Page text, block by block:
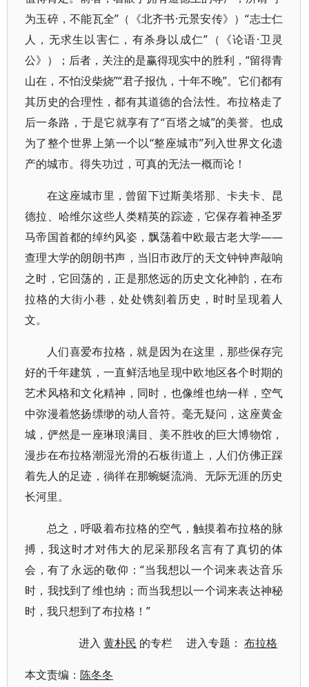
为玉碎，不能瓦全”（《北齐书·元景安传》）“志士仁
人，无求生以害仁，有杀身以成仁”（《论语·卫灵
公》）；后者，关注的是赢得现实中的胜利，“留得青
山在，不怕没柴烧”“君子报仇，十年不晚”。它们都有
其历史的合理性，都有其道德的合法性。布拉格走了
后一条路，于是它就享有了“百塔之城”的美誉。也成
为了整个世界上第一个以“整座城市”列入世界文化遗
产的城市。得失功过，可真的无法一概而论！
在这座城市里，曾留下过斯美塔那、卡夫卡、昆
德拉、哈维尔这些人类精英的踪迹，它保存着神圣罗
马帝国首都的绰约风姿，飘荡着中欧最古老大学——
查理大学的朗朗书声，当旧市政厅的天文钟钟声敲响
之时，它回荡的，正是那悠远的历史文化神韵，在布
拉格的大街小巷，处处镌刻着历史，时时呈现着人
文。
人们喜爱布拉格，就是因为在这里，那些保存完
好的千年建筑，一直鲜活地呈现中欧地区各个时期的
艺术风格和文化精神，同时，也像维也纳一样，空气
中弥漫着悠扬缥缈的动人音符。毫无疑问，这座黄金
城，俨然是一座琳琅满目、美不胜收的巨大博物馆，
漫步在布拉格潮湿光滑的石板街道上，人们仿佛正踩
着先人的足迹，徜徉在那蜿蜒流淌、无际无涯的历史
长河里。
总之，呼吸着布拉格的空气，触摸着布拉格的脉
搏，我这时才对伟大的尼采那段名言有了真切的体
会，有了永远的敬仰：“当我想以一个词来表达音乐
时，我找到了维也纳；而当我想以一个词来表达神秘
时，我只想到了布拉格！”
进入黄朴民 的专栏 进入专题：布拉格
本文责编： 陈冬冬